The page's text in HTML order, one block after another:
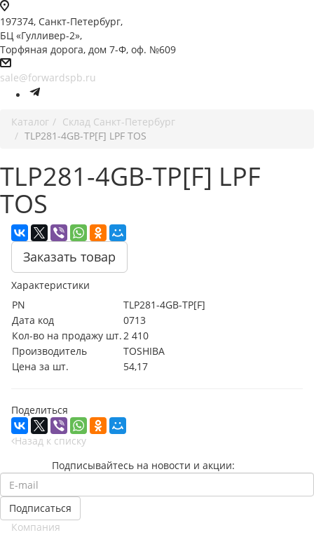
197374, Санкт-Петербург,
БЦ «Гулливер-2»,
Торфяная дорога, дом 7-Ф, оф. №609
sale@forwardspb.ru
Каталог
Cклад Санкт-Петербург
TLP281-4GB-TP[F] LPF TOS
TLP281-4GB-TP[F] LPF
TOS
Заказать товар
Характеристики
PN
TLP281-4GB-TP[F]
Дата код
0713
Кол-во на продажу шт.2 410
Производитель
TOSHIBA
Цена за шт.
54,17
Поделиться
Назад к списку
Подписывайтесь на новости и акции:
Компания